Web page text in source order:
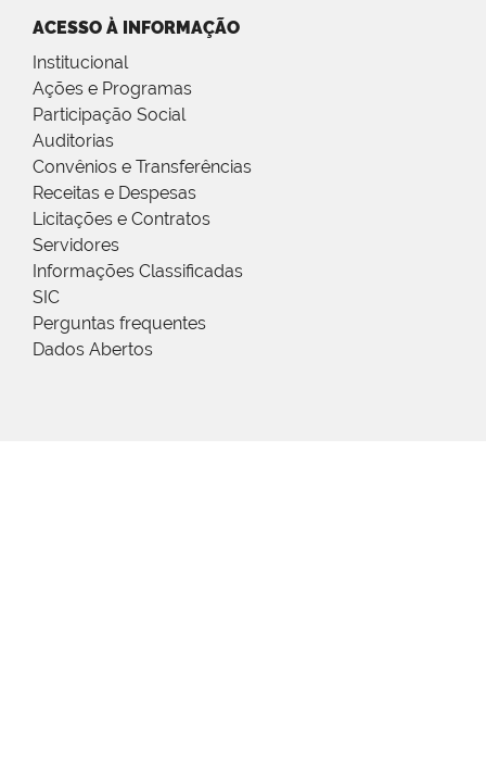
ACESSO À INFORMAÇÃO
Institucional
Ações e Programas
Participação Social
Auditorias
Convênios e Transferências
Receitas e Despesas
Licitações e Contratos
Servidores
Informações Classificadas
SIC
Perguntas frequentes
Dados Abertos